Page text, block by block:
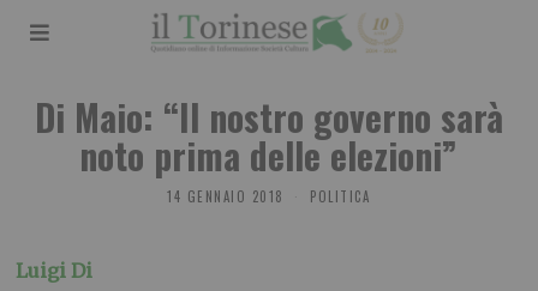
Di Maio: “Il nostro governo sarà
noto prima delle elezioni”
14 GENNAIO 2018 POLITICA
Luigi Di